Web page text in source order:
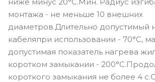
монтажа - не меньше 10 внешних
диаметров.Длительно допустимый
кабеляпри использовании - 70°С,
допустимая показатель нагрева
коротком замыкании -
короткого замыкания не более 4